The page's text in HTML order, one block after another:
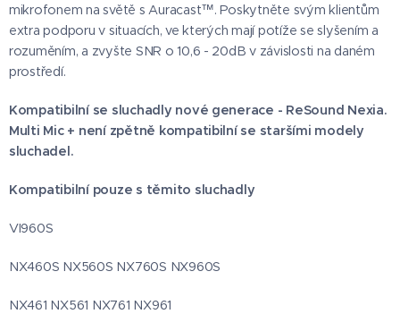
mikrofonem na světě s Auracast™. Poskytněte svým klientům
extra podporu v situacích, ve kterých mají potíže se slyšením a
rozuměním, a zvyšte SNR o 10,6 - 20dB v závislosti na daném
prostředí.
Kompatibilní se sluchadly nové generace - ReSound Nexia.
Multi Mic + není zpětně kompatibilní se staršími modely
sluchadel.
Kompatibilní pouze s těmito sluchadly
VI960S
NX460S NX560S NX760S NX960S
NX461 NX561 NX761 NX961